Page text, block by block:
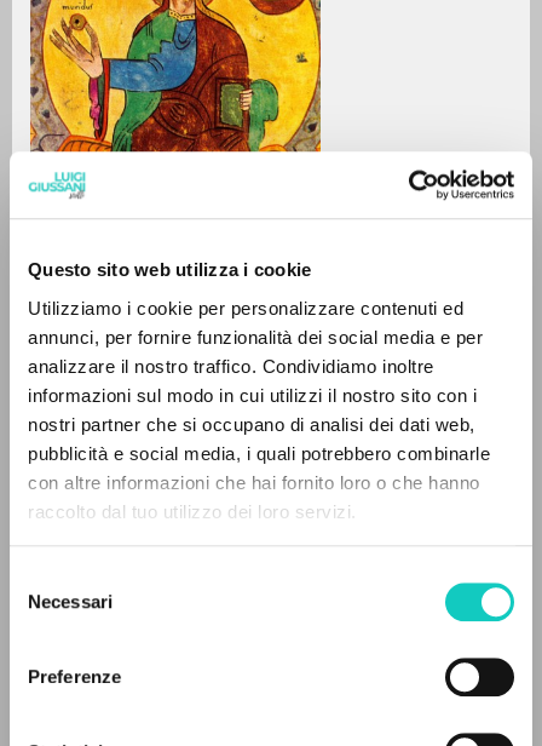
Questo sito web utilizza i cookie
Utilizziamo i cookie per personalizzare contenuti ed
annunci, per fornire funzionalità dei social media e per
analizzare il nostro traffico. Condividiamo inoltre
informazioni sul modo in cui utilizzi il nostro sito con i
nostri partner che si occupano di analisi dei dati web,
pubblicità e social media, i quali potrebbero combinarle
con altre informazioni che hai fornito loro o che hanno
raccolto dal tuo utilizzo dei loro servizi.
delNecessari
Preferenze
Giussani LuigiAutore
Jaca Book
Italiano
ULTIMO AGGIORNAMENTO
05/02/2026
0DOCUMENTI TROVATI
RISULTATI SUCCESSIVI